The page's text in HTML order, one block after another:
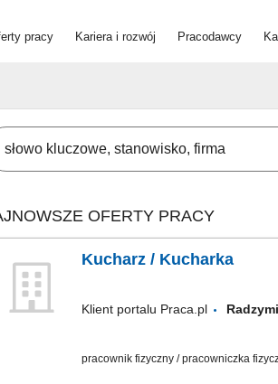
pracy Kariera i rozwój Pracodawcy
OFERTY PRACY
Kucharz / Kucharka
Klient portalu Praca.pl
pracownik fizyczny / pracowniczka